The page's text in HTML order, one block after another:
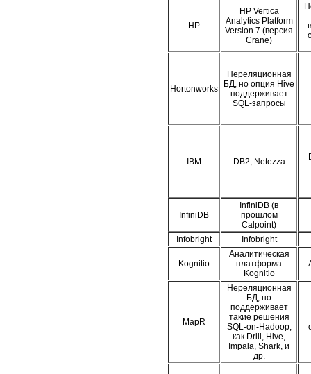
HP
HP Vertica
Analytics Platform
Version 7 (версия
Crane)
Hortonworks
Нереляционная
БД, но опция Hive
поддерживает
SQL-запросы
IBM DB2, Netezza
InfiniDB
InfiniDB (в
прошлом
Calpoint)
Infobright
Infobright
Kognitio
Аналитическая
платформа
Kognitio
MapR
Нереляционная
БД, но
поддерживает
такие решения
SQL-on-Hadoop,
как Drill, Hive,
Impala, Shark, и
др.